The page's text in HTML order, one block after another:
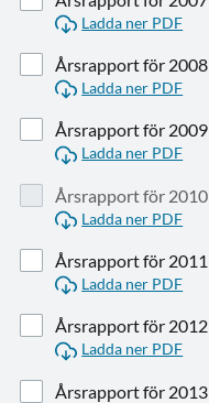
Ladda ner PDF
Årsrapport för 2008
Ladda ner PDF
Årsrapport för 2009
Ladda ner PDF
Årsrapport för 2010
Ladda ner PDF
Årsrapport för 2011
Ladda ner PDF
Årsrapport för 2012
Ladda ner PDF
Årsrapport för 2013